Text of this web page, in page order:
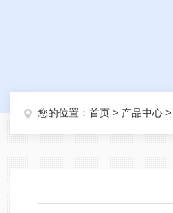
您的位置： 首页 > 产品中心 >